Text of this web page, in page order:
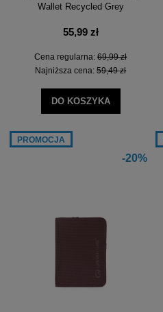
Wallet Recycled Grey
55,99 zł
Cena regularna:69,99 zł
Najniższa cena:59,49 zł
DO KOSZYKA
-20%
PROMOCJA